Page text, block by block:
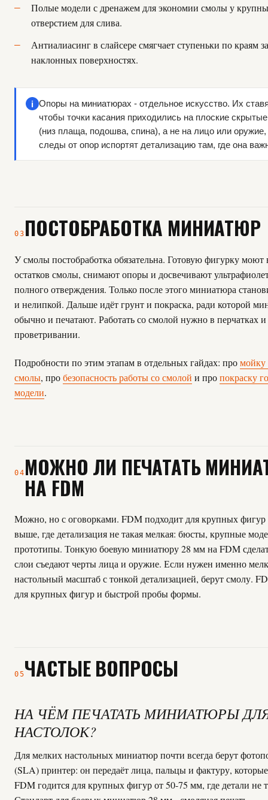
Полые модели с дренажем для экономии смолы у
отверстием для слива.
Антиалиасинг в слайсере смягчает ступеньки по краям
наклонных поверхностях.
i Опоры на миниатюрах - отдельное искусство. Их
чтобы точки касания приходились на плоские
(низ плаща, подошва, спина), а не на лицо или оружие,
следы от опор испортят детализацию там, где она
03 ПОСТОБРАБОТКА МИНИАТЮР
У смолы постобработка обязательна. Готовую фигурку моют
остатков смолы, снимают опоры и досвечивают
полного отверждения. Только после этого миниатюра
и нелипкой. Дальше идёт грунт и покраска, ради которой
обычно и печатают. Работать со смолой нужно в перчатках
проветривании.
Подробности по этим этапам в отдельных гайдах: промойку
смолы, пробезопасность работы со смолой и пропокраску
модели.
04 МОЖНО ЛИ ПЕЧАТАТЬ
НА FDM
Можно, но с оговорками. FDM подходит для крупных
выше, где детализация не такая мелкая: бюсты, крупные
прототипы. Тонкую боевую миниатюру 28 мм на FDM
слои съедают черты лица и оружие. Если нужен именно
настольный масштаб с тонкой детализацией, берут смолу.
для крупных фигур и быстрой пробы формы.
05ЧАСТЫЕ ВОПРОСЫ
НА ЧЁМ ПЕЧАТАТЬ МИНИАТЮРЫ
НАСТОЛОК?
Для мелких настольных миниатюр почти всегда берут
(SLA) принтер: он передаёт лица, пальцы и фактуру,
FDM годится для крупных фигур от 50-75 мм, где детали не